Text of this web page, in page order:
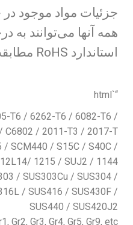
جزئیات مواد موجود
همه آنها می‌توانند به
استاندارد RoHS مطابقت داشته باشند.
“`html
T6 / 6262-T6 / 6082-T6 /
C6802 / 2011-T3 / 2017-T
/ SCM440 / S15C / S40C /
1215 / SUJ2 / 1144
/ SUS303Cu / SUS304 /
/ SUS416 / SUS430F /
SUS440 / SUS420J2
Gr2, Gr3, Gr4, Gr5, Gr9, etc.